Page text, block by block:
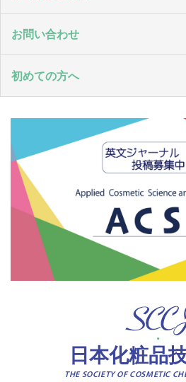
お問い合わせ
初めての方へ
日本化粧品
THE SOCIETY OF COSMETIC